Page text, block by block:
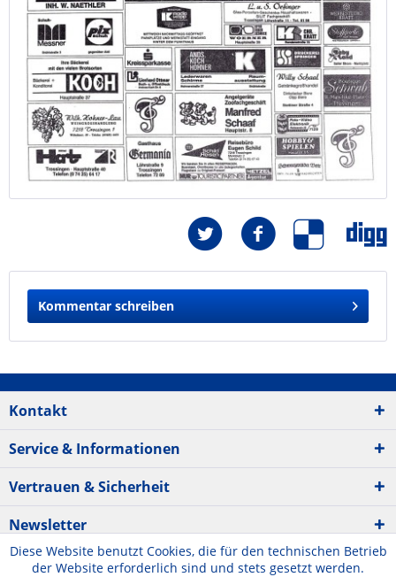
Kommentar schreiben
Kontakt
Service & Informationen
Vertrauen & Sicherheit
Newsletter
Diese Website benutzt Cookies, die für den technischen Betrieb
der Website erforderlich sind und stets gesetzt werden.